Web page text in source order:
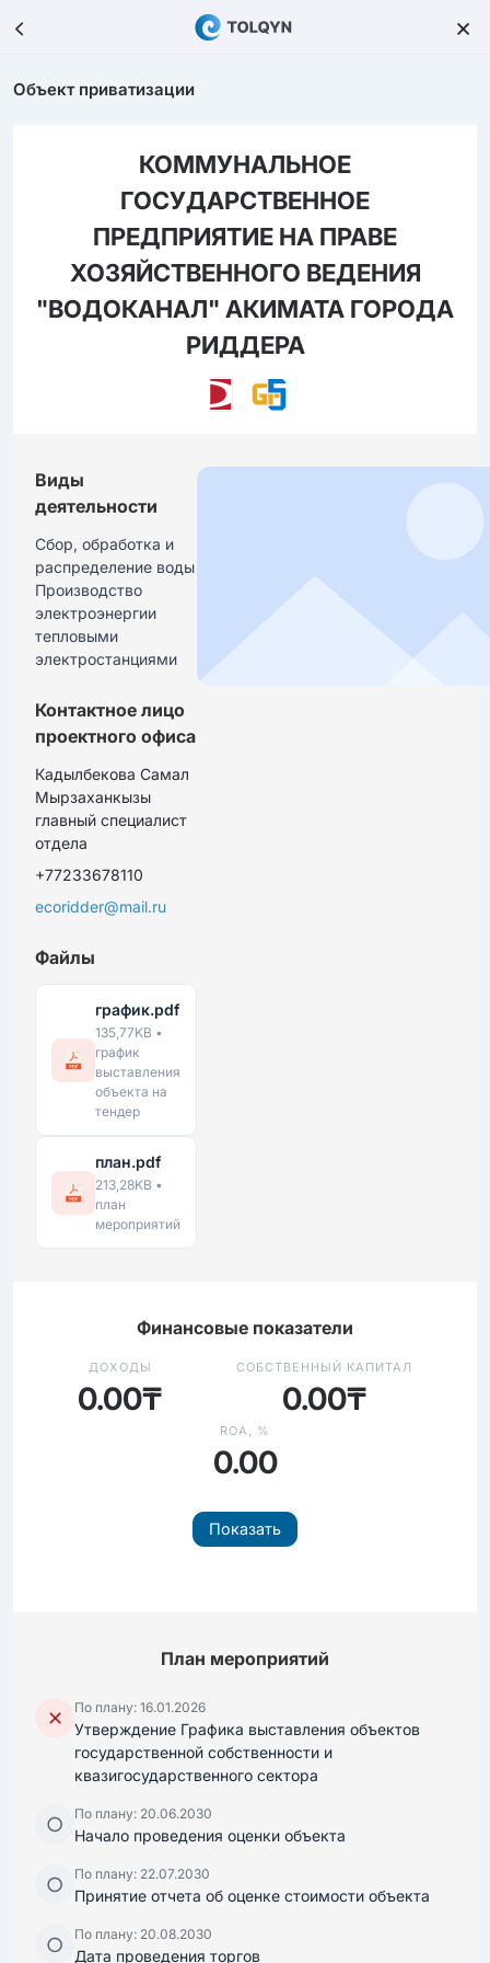
Объект приватизации
КОММУНАЛЬНОЕ
ГОСУДАРСТВЕННОЕ
ПРЕДПРИЯТИЕ НА ПРАВЕ
ХОЗЯЙСТВЕННОГО ВЕДЕНИЯ
"ВОДОКАНАЛ" АКИМАТА ГОРОДА
РИДДЕРА
Виды
деятельности
Сбор, обработка и
распределение воды
Производство
электроэнергии
тепловыми
электростанциями
Контактное лицо
проектного офиса
Кадылбекова Самал
Мырзаханкызы
главный специалист
отдела
+77233678110
ecoridder@mail.ru
Файлы
график.pdf
135,77KB •
график
выставления
объекта на
тендер
план.pdf
213,28KB •
план
мероприятий
Финансовые показатели
ДОХОДЫ
0.00₸
СОБСТВЕННЫЙ КАПИТАЛ
0.00₸
ROA, %
0.00
Показать
План мероприятий
✕ По плану: 16.01.2026
Утверждение Графика выставления объектов
государственной собственности и
квазигосударственного сектора
○ По плану: 20.06.2030
Начало проведения оценки объекта
○ По плану: 22.07.2030
Принятие отчета об оценке стоимости объекта
○ По плану: 20.08.2030
Дата проведения торгов